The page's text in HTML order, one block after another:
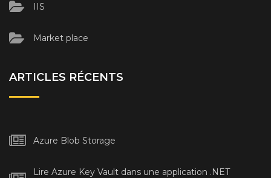
IIS
Market place
ARTICLES RÉCENTS
Azure Blob Storage
Lire Azure Key Vault dans une application .NET